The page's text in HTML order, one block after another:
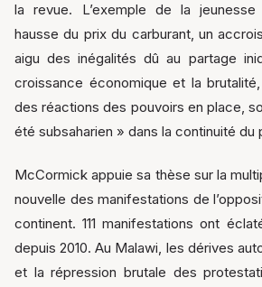
la revue. L’exemple de la jeunesse
hausse du prix du carburant, un
aigu des inégalités dû au partage
croissance économique et la
des réactions des pouvoirs en place,
été subsaharien » dans la continuité du
McCormick appuie sa thèse sur la
nouvelle des manifestations de
continent. 111 manifestations ont
depuis 2010. Au Malawi, les dérives
et la répression brutale des